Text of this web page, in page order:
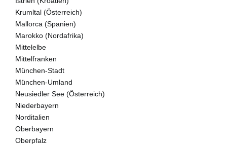
Krumltal (Österreich)
Mallorca (Spanien)
Marokko (Nordafrika)
Mittelelbe
Mittelfranken
München-Stadt
München-Umland
Neusiedler See (Österreich)
Niederbayern
Norditalien
Oberbayern
Oberpfalz